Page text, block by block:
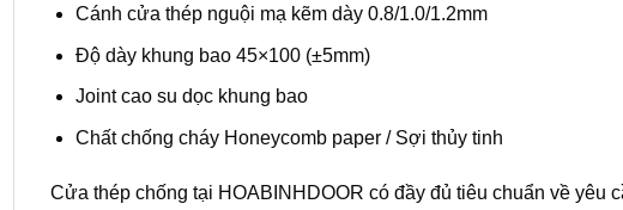
Cánh cửa thép nguội mạ kẽm dày 0.8/1.0/1.2mm
Độ dày khung bao 45×100 (±5mm)
Joint cao su dọc khung bao
Chất chống cháy Honeycomb paper / Sợi thủy tinh
Cửa thép chống tại HOABINHDOOR có đầy đủ tiêu chuẩn về yêu